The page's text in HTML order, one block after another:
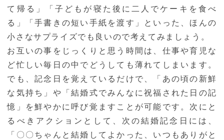
て帰る」「子どもが寝た後に二人でケーキを食べ
る」「手書きの短い手紙を渡す」といった、ほんの
小さなサプライズでも良いので考えてみましょう。
お互いの事をじっくりと思う時間は、仕事や育児な
ど忙しい毎日の中でどうしても薄れてしまいます。
でも、記念日を覚えているだけで、「あの頃の新鮮
な気持ち」や「結婚式でみんなに祝福された日の記
憶」を鮮やかに呼び覚ますことが可能です。次にと
るべきアクションとして、次の結婚記念日には、
「〇〇ちゃんと結婚してよかった、いつもありがと